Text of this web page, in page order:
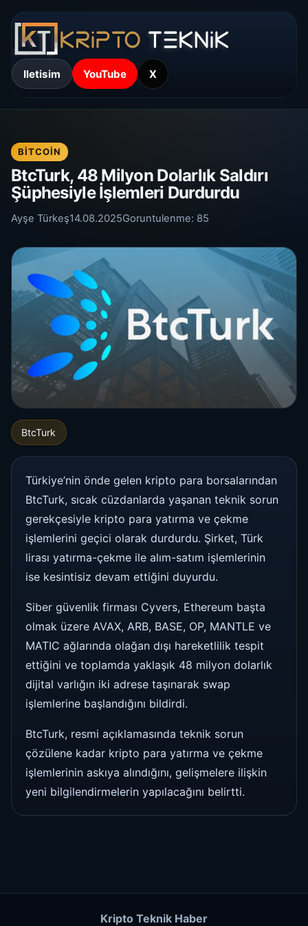
Iletisim YouTube X
BITCOIN
BtcTurk, 48 Milyon Dolarlık Saldırı
Şüphesiyle İşlemleri Durdurdu
Ayşe Türkeş14.08.2025Goruntulenme: 85
BtcTurk
Türkiye’nin önde gelen kripto para borsalarından
BtcTurk, sıcak cüzdanlarda yaşanan teknik sorun
gerekçesiyle kripto para yatırma ve çekme
işlemlerini geçici olarak durdurdu. Şirket, Türk
lirası yatırma-çekme ile alım-satım işlemlerinin
ise kesintisiz devam ettiğini duyurdu.
Siber güvenlik firması Cyvers, Ethereum başta
olmak üzere AVAX, ARB, BASE, OP, MANTLE ve
MATIC ağlarında olağan dışı hareketlilik tespit
ettiğini ve toplamda yaklaşık 48 milyon dolarlık
dijital varlığın iki adrese taşınarak swap
işlemlerine başlandığını bildirdi.
BtcTurk, resmi açıklamasında teknik sorun
çözülene kadar kripto para yatırma ve çekme
işlemlerinin askıya alındığını, gelişmelere ilişkin
yeni bilgilendirmelerin yapılacağını belirtti.
Kripto Teknik Haber